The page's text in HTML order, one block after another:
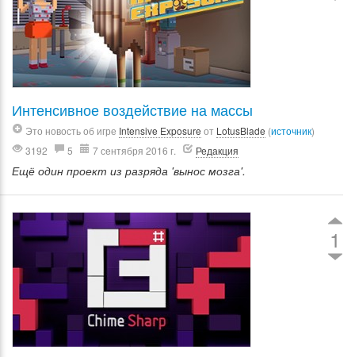
Интенсивное воздействие на массы
Это новость об игре Intensive Exposure от LotusBlade (источник)
3192
5 7 сентября 2016 г. Редакция
Ещё один проект из разряда 'вынос мозга'.
1